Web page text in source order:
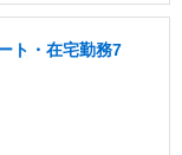
ト・在宅勤務7